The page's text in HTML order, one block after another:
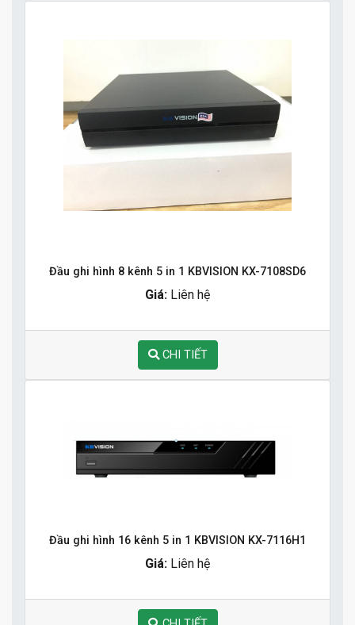
Đầu ghi hình 8 kênh 5 in 1 KBVISION KX-7108SD6
Giá: Liên hệ
CHI TIẾT
Đầu ghi hình 16 kênh 5 in 1 KBVISION KX-7116H1
Giá: Liên hệ